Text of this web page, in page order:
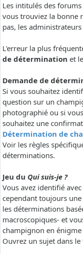
Les intitulés des
vous trouviez la bonne
pas, les
L'erreur la plus
de détermination et
Demande de
Si vous souhaitez
question sur un
photographié ou si
souhaitez une
Détermination de
Voir les règles
déterminations.
Jeu du Qui suis-je ?
Vous avez identifié
cependant toujours
les déterminations
macroscopiques- et
champignon en énigme
Ouvrez un sujet dans